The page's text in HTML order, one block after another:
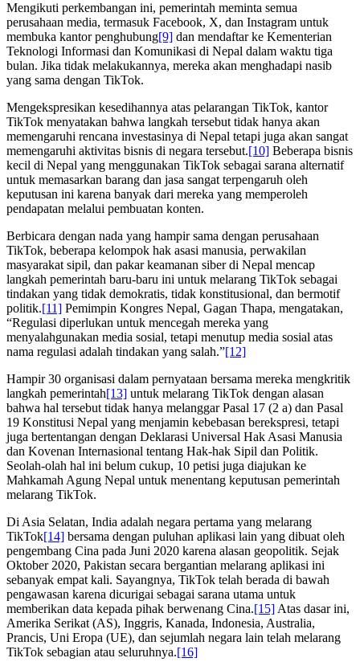
Mengikuti perkembangan ini, pemerintah meminta semua
perusahaan media, termasuk Facebook, X, dan Instagram untuk
membuka kantor penghubung[9] dan mendaftar ke Kementerian
Teknologi Informasi dan Komunikasi di Nepal dalam waktu tiga
bulan. Jika tidak melakukannya, mereka akan menghadapi nasib
yang sama dengan TikTok.
Mengekspresikan kesedihannya atas pelarangan TikTok, kantor
TikTok menyatakan bahwa langkah tersebut tidak hanya akan
memengaruhi rencana investasinya di Nepal tetapi juga akan sangat
memengaruhi aktivitas bisnis di negara tersebut.[10] Beberapa bisnis
kecil di Nepal yang menggunakan TikTok sebagai sarana alternatif
untuk memasarkan barang dan jasa sangat terpengaruh oleh
keputusan ini karena banyak dari mereka yang memperoleh
pendapatan melalui pembuatan konten.
Berbicara dengan nada yang hampir sama dengan perusahaan
TikTok, beberapa kelompok hak asasi manusia, perwakilan
masyarakat sipil, dan pakar keamanan siber di Nepal mencap
langkah pemerintah baru-baru ini untuk melarang TikTok sebagai
tindakan yang tidak demokratis, tidak konstitusional, dan bermotif
politik.[11] Pemimpin Kongres Nepal, Gagan Thapa, mengatakan,
“Regulasi diperlukan untuk mencegah mereka yang
menyalahgunakan media sosial, tetapi menutup media sosial atas
nama regulasi adalah tindakan yang salah.”[12]
Hampir 30 organisasi dalam pernyataan bersama mereka mengkritik
langkah pemerintah[13] untuk melarang TikTok dengan alasan
bahwa hal tersebut tidak hanya melanggar Pasal 17 (2 a) dan Pasal
19 Konstitusi Nepal yang menjamin kebebasan berekspresi, tetapi
juga bertentangan dengan Deklarasi Universal Hak Asasi Manusia
dan Kovenan Internasional tentang Hak-hak Sipil dan Politik.
Seolah-olah hal ini belum cukup, 10 petisi juga diajukan ke
Mahkamah Agung Nepal untuk menentang keputusan pemerintah
melarang TikTok.
Di Asia Selatan, India adalah negara pertama yang melarang
TikTok[14] bersama dengan puluhan aplikasi lain yang dibuat oleh
pengembang Cina pada Juni 2020 karena alasan geopolitik. Sejak
Oktober 2020, Pakistan secara bergantian melarang aplikasi ini
sebanyak empat kali. Sayangnya, TikTok telah berada di bawah
pengawasan karena dicurigai sebagai sarana utama untuk
memberikan data kepada pihak berwenang Cina.[15] Atas dasar ini,
Amerika Serikat (AS), Inggris, Kanada, Indonesia, Australia,
Prancis, Uni Eropa (UE), dan sejumlah negara lain telah melarang
TikTok sebagian atau seluruhnya.[16]